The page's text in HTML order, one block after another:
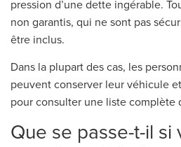
pression d’une dette ingérable.
non garantis, qui ne sont pas
être inclus.
Dans la plupart des cas, les
peuvent conserver leur véhicule
pour consulter une liste complète
Que se passe-t-il si